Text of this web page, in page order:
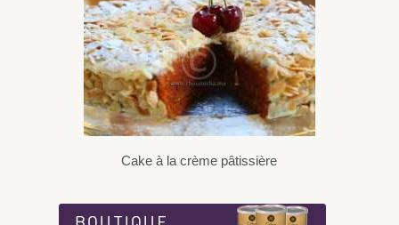
Cake à la crème pâtissière